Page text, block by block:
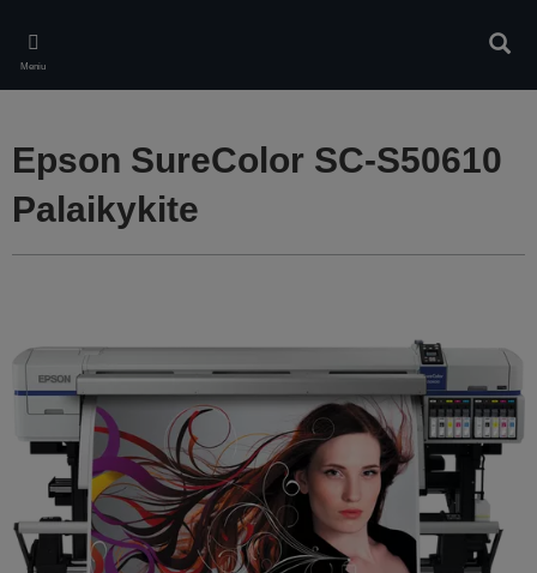
main
content
Meniu
Epson SureColor SC-S50610
Palaikykite